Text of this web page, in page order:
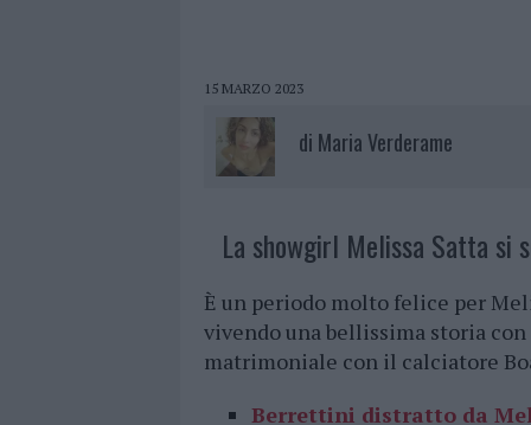
15 MARZO 2023
di Maria Verderame
La showgirl Melissa Satta si
È un periodo molto felice per
vivendo una bellissima storia
matrimoniale con il calciatore
Berrettini distratto da